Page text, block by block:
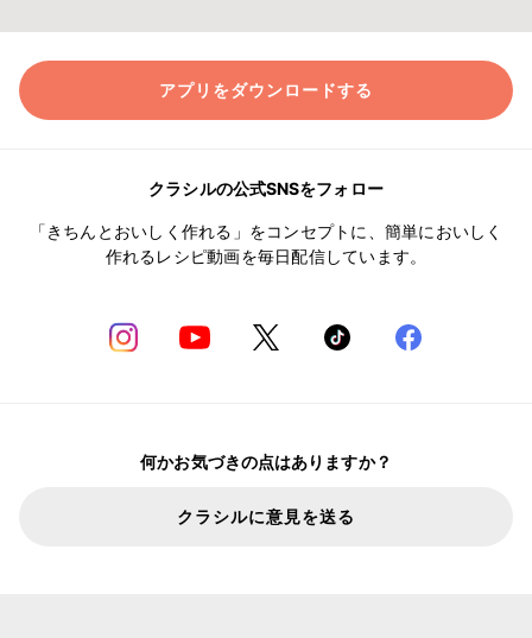
アプリをダウンロードする
クラシルの公式SNSをフォロー
「きちんとおいしく作れる」をコンセプトに、簡単においしく
作れるレシピ動画を毎日配信しています。
何かお気づきの点はありますか？
クラシルに意見を送る